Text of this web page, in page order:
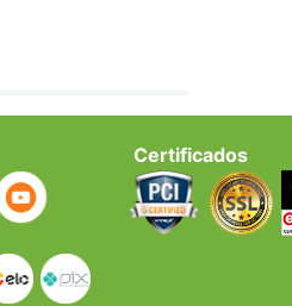
Certificados